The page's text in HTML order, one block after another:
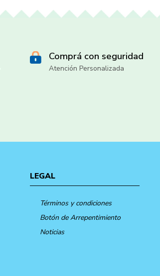
Comprá con seguridad
Atención Personalizada
LEGAL
Términos y condiciones
Botón de Arrepentimiento
Noticias